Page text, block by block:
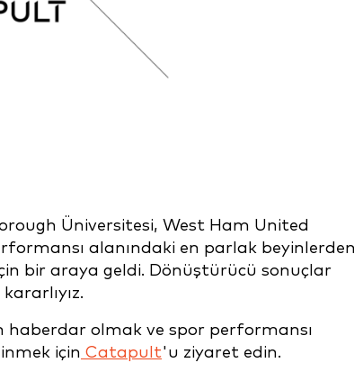
Üniversitesi, West Ham United
alanındaki en parlak
bir araya geldi. Dönüştürücü sonuçlar
haberdar olmak ve spor performansı
için Catapult'u ziyaret edin.